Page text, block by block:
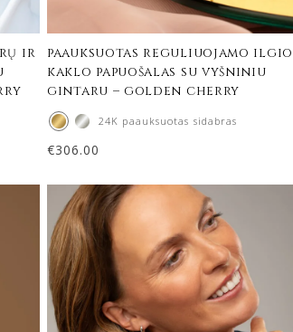
ir
paauksuotas reguliuojamo ilgio
kaklo papuošalas su vyšniniu
gintaru – golden cherry
24K paauksuotas sidabras
€306.00